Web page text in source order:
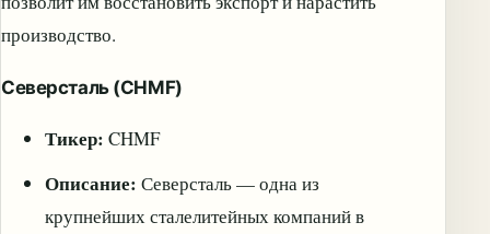
производство.
Северсталь (CHMF)
Тикер: CHMF
Описание: Северсталь — одна из
крупнейших сталелитейных компаний в